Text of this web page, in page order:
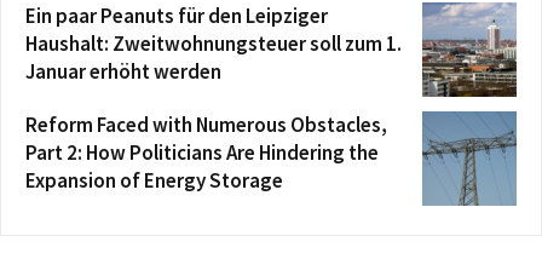
Ein paar Peanuts für den Leipziger
Haushalt: Zweitwohnungsteuer soll zum 1.
Januar erhöht werden
Reform Faced with Numerous Obstacles,
Part 2: How Politicians Are Hindering the
Expansion of Energy Storage